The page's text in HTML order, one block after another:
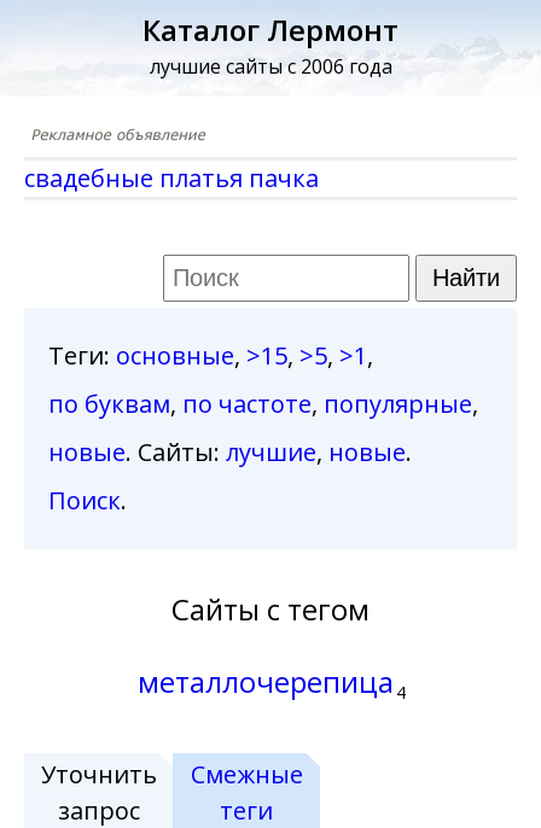
Каталог Лермонт
лучшие сайты с 2006 года
свадебные платья пачка
Теги: основные, >15, >5, >1,
по буквам, по частоте, популярные,
новые. Сайты: лучшие, новые.
Поиск.
Сайты с тегом
металлочерепица 4
Уточнить
запрос
Смежные
теги